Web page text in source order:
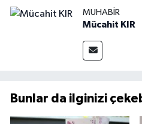
MUHABIR
Mücahit KIR
Bunlar da ilginizi